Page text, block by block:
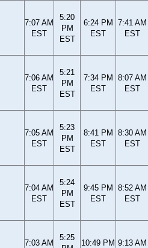
7:07 AM
EST
5:20
PM
EST
6:24 PM
EST
7:41 AM
EST
7:06 AM
EST
5:21
PM
EST
7:34 PM
EST
8:07 AM
EST
7:05 AM
EST
5:23
PM
EST
8:41 PM
EST
8:30 AM
EST
7:04 AM
EST
5:24
PM
EST
9:45 PM
EST
8:52 AM
EST
7:03 AM
5:25
10:49 PM 9:13 AM